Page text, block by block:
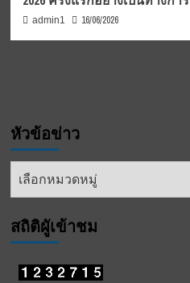
admin1 16/06/2026
หัวข้อข่าว
หัวข้อ
สถิติผูัเข้าชม